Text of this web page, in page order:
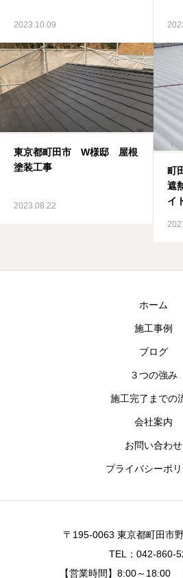
2023.10.09
東京都町田市 W様邸 屋根
塗装工事
2023.08.22
町
遮
イ
ホーム
施工事例
ブログ
３つの強み
施工完了までの
会社案内
お問い合わせ
プライバシーポ
〒195-0063 東京都町田市
TEL：042-860-
【営業時間】8:00～18:00